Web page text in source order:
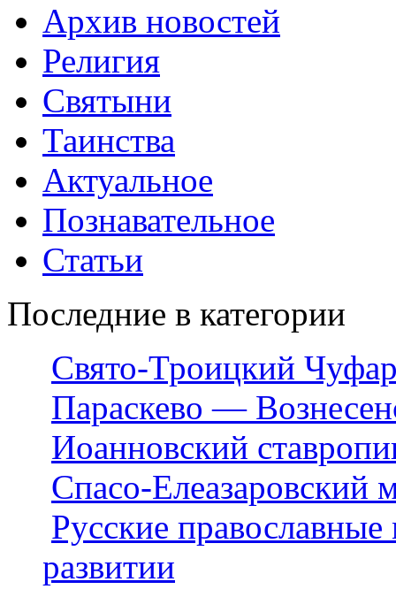
Архив новостей
Религия
Святыни
Таинства
Актуальное
Познавательное
Статьи
Последние в категории
Свято-Троицкий
Параскево —
Иоанновский
Спасо-Елеазаровский
Русские
развитии